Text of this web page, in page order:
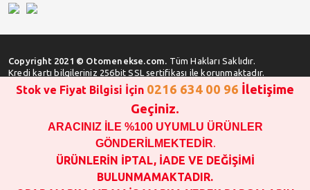
Copyright 2021 © Otomenekse.com. Tüm Hakları Saklıdır.
Kredi kartı bilgileriniz 256bit SSL sertifikası ile korunmaktadır.
SATIN ALMA İŞLEMİ YAPMADAN ÖNCE
STOK VE FİYAT BİLGİSİ ALINIZ !!!
1000 TL VE ÜSTÜ SİPARİŞ VERİLEBİLİR!!!
OPAR MARKA VE MAİS MARKA YEDEK PARÇALARIN
GARANTİSİ YOKTUR!!!!!!!!!!!
Stok ve Fiyat Bilgisi İçin 0216 634 00 96 İletişime
Geçiniz.
ARACINIZ İLE %100 UYUMLU ÜRÜNLER
GÖNDERİLMEKTEDİR.
ÜRÜNLERİN İPTAL, İADE VE DEĞİŞİMİ
BULUNMAMAKTADIR.